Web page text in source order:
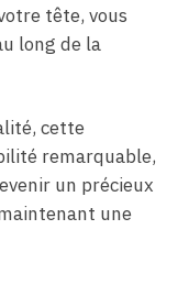
tête, vous
long de la
cette
remarquable,
un précieux
une